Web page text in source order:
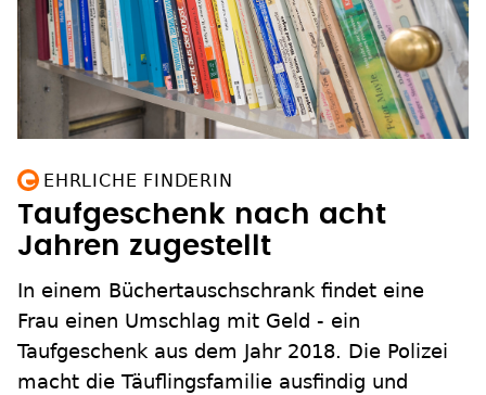
EHRLICHE FINDERIN
Taufgeschenk nach acht
Jahren zugestellt
In einem Büchertauschschrank findet eine
Frau einen Umschlag mit Geld - ein
Taufgeschenk aus dem Jahr 2018. Die Polizei
macht die Täuflingsfamilie ausfindig und